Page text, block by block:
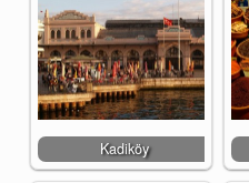
Kadiköy